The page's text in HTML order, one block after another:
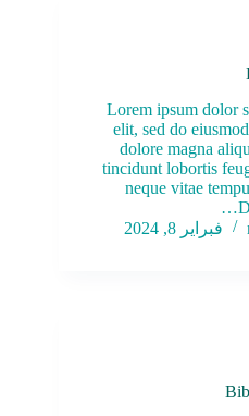
Lorem ipsum dolor
elit, sed do
dolore magna
tincidunt lobortis
neque vitae
فبراير 8, 2024